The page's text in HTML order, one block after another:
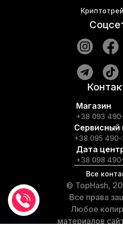
Магазин
+38 093
Сервисный
+38 095
Дата
+38 098
Все
© TopHash,
Все права
Любое
материалов